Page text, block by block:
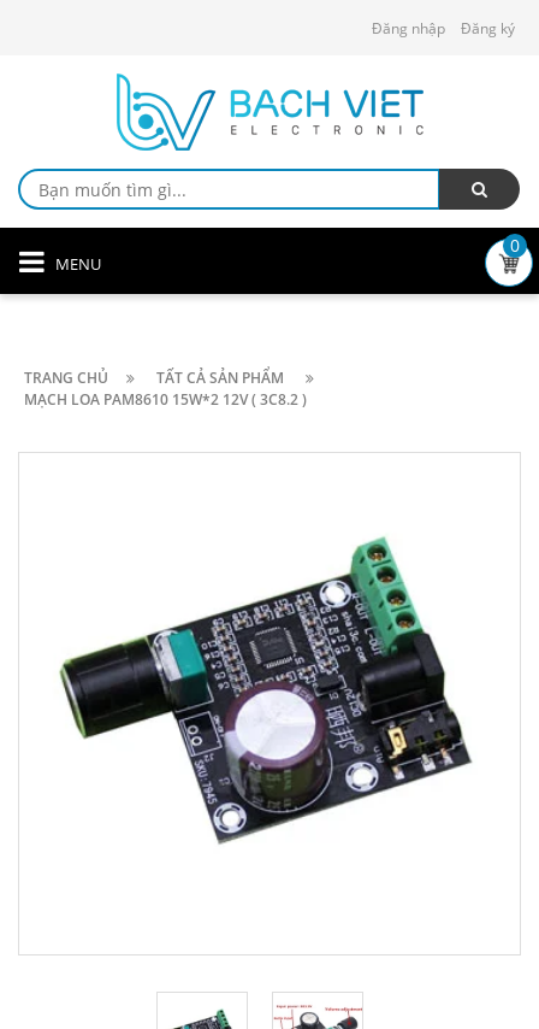
Đăng nhập Đăng ký
MENU
0
TRANG CHỦ
TẤT CẢ SẢN PHẨM
MẠCH LOA PAM8610 15W*2 12V ( 3C8.2 )